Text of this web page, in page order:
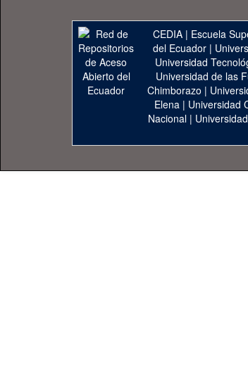
CEDIA | Escuela
del Ecuador|
Universidad
Universidad de las
Chimborazo |
Elena | Universidad
Nacional |